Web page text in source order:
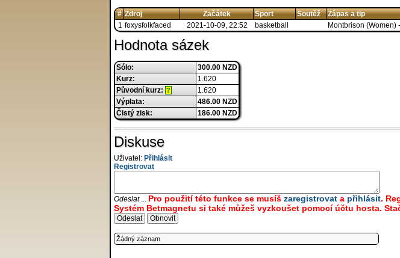
# Zdroj Začátek Sport Soutěž Zápas a tip
1 foxysfolkfaced 2021-10-09, 22:52 basketball Montbrison (Women)
Hodnota sázek
Sólo:
300.00 NZD
Kurz:
1.620
Původní kurz: ?
1.620
Výplata:
486.00 NZD
Čistý zisk:
186.00 NZD
Diskuse
Uživatel: Přihlásit
Registrovat
Odeslat... Pro použití této funkce se musíš zaregistrovat a přihlásit.
Systém Betmagnetu si také můžeš vyzkoušet pomocí účtu hosta.
Žádný záznam